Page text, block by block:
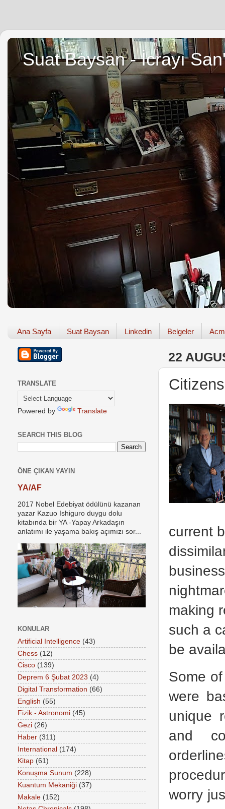
Suat Baysan - İcrayı
Ana Sayfa Suat Baysan Linkedin Belgeler
22
current
making
such a
be
Some
were
unique
and
worry
TRANSLATE
Powered by Translate
SEARCH THIS BLOG
ÖNE ÇIKAN YAYIN
YA/AF
2017 Nobel Edebiyat ödülünü kazanan
yazar Kazuo Ishiguro duygu dolu
kitabında bir YA -Yapay Arkadaşın
anlatımı ile yaşama bakış açımızı sor...
KONULAR
Artificial Intelligence (43)
Chess (12)
Cisco (139)
Deprem 6 Şubat 2023 (4)
Digital Transformation (66)
English (55)
Fizik - Astronomi (45)
Gezi (26)
Haber (311)
International (174)
Kitap (61)
Konuşma Sunum (228)
Kuantum Mekaniği (37)
Makale (152)